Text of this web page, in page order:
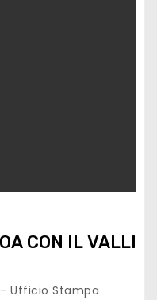
CON IL VALLI
Ufficio Stampa